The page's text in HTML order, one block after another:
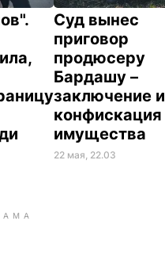
Суд вынес
приговор
продюсеру
Бардашу –
заключение и
конфискация
имущества
22 мая, 22.03